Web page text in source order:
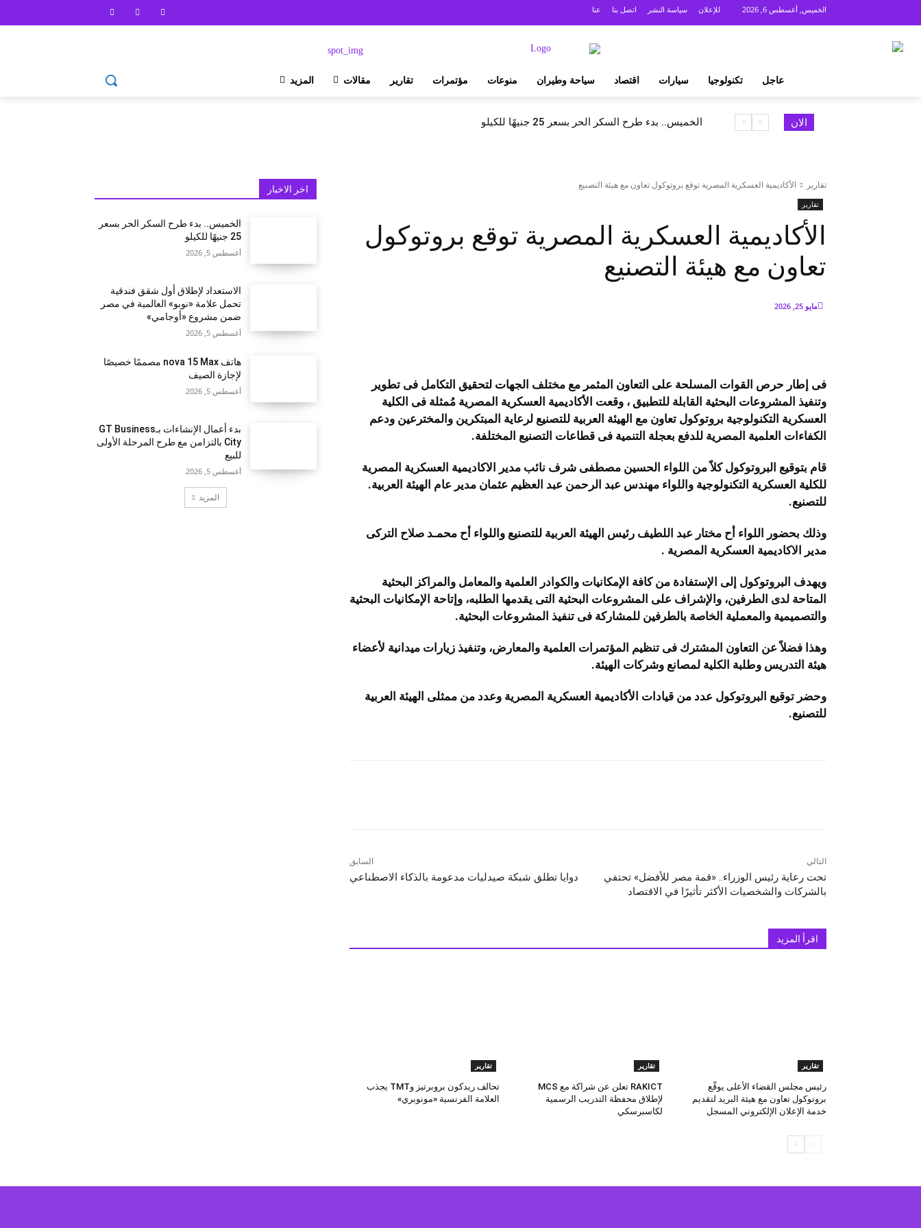
الخميس, أغسطس 6, 2026 عنا اتصل بنا سياسة النشر للإعلان
عاجل تكنولوجيا سيارات اقتصاد سياحة وطيران منوعات مؤتمرات تقارير مقالات المزيد
الان الخميس.. بدء طرح السكر الحر بسعر 25 جنيهًا للكيلو
اخر الاخبار
الخميس.. بدء طرح السكر الحر بسعر
25 جنيهًا للكيلو
أغسطس 5, 2026
الاستعداد لإطلاق أول شقق فندقية
تحمل علامة «نوبو» العالمية في مصر
ضمن مشروع «أوجامي»
أغسطس 5, 2026
هاتف nova 15 Max مصممًا خصيصًا
لإجازة الصيف
أغسطس 5, 2026
بدء أعمال الإنشاءات بـGT Business
City بالتزامن مع طرح المرحلة الأولى
للبيع
أغسطس 5, 2026
المزيد
تقارير الأكاديمية العسكرية المصرية توقع بروتوكول تعاون مع هيئة التصنيع
تقارير
الأكاديمية العسكرية المصرية توقع بروتوكول
تعاون مع هيئة التصنيع
مايو 25, 2026
فى إطار حرص القوات المسلحة على التعاون المثمر مع مختلف الجهات لتحقيق التكامل فى تطوير
وتنفيذ المشروعات البحثية القابلة للتطبيق ، وقعت الأكاديمية العسكرية المصرية مُمثلة فى الكلية
العسكرية التكنولوجية بروتوكول تعاون مع الهيئة العربية للتصنيع لرعاية المبتكرين والمخترعين ودعم
الكفاءات العلمية المصرية للدفع بعجلة التنمية فى قطاعات التصنيع المختلفة.
قام بتوقيع البروتوكول كلاً من اللواء الحسين مصطفى شرف نائب مدير الاكاديمية العسكرية المصرية
للكلية العسكرية التكنولوجية واللواء مهندس عبد الرحمن عبد العظيم عثمان مدير عام الهيئة العربية.
للتصنيع.
وذلك بحضور اللواء أح مختار عبد اللطيف رئيس الهيئة العربية للتصنيع واللواء أح محمـد صلاح التركى
مدير الاكاديمية العسكرية المصرية .
ويهدف البروتوكول إلى الإستفادة من كافة الإمكانيات والكوادر العلمية والمعامل والمراكز البحثية
المتاحة لدى الطرفين، والإشراف على المشروعات البحثية التى يقدمها الطلبه، وإتاحة الإمكانيات البحثية
والتصميمية والمعملية الخاصة بالطرفين للمشاركة فى تنفيذ المشروعات البحثية.
وهذا فضلاً عن التعاون المشترك فى تنظيم المؤتمرات العلمية والمعارض، وتنفيذ زيارات ميدانية لأعضاء
هيئة التدريس وطلبة الكلية لمصانع وشركات الهيئة.
وحضر توقيع البروتوكول عدد من قيادات الأكاديمية العسكرية المصرية وعدد من ممثلى الهيئة العربية
للتصنيع.
السابق
دوايا تطلق شبكة صيدليات مدعومة بالذكاء الاصطناعي
التالي
تحت رعاية رئيس الوزراء.. «قمة مصر للأفضل» تحتفي
بالشركات والشخصيات الأكثر تأثيرًا في الاقتصاد
اقرأ المزيد
تقارير
رئيس مجلس القضاء الأعلى يوقّع
بروتوكول تعاون مع هيئة البريد لتقديم
خدمة الإعلان الإلكتروني المسجل
تقارير
RAKICT تعلن عن شراكة مع MCS
لإطلاق محفظة التدريب الرسمية
لكاسبرسكي
تقارير
تحالف ريدكون بروبرتيز وTMT يجذب
العلامة الفرنسية «مونوبري»